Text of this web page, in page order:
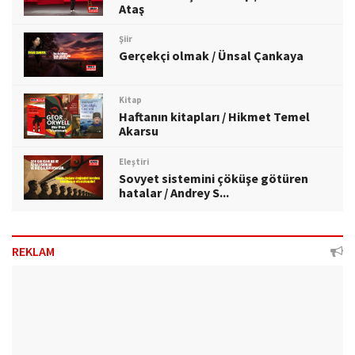
Ataş
Şiir
Gerçekçi olmak / Ünsal Çankaya
Kitap
Haftanın kitapları / Hikmet Temel
Akarsu
Eleştiri
Sovyet sistemini çöküşe götüren
hatalar / Andrey S...
REKLAM